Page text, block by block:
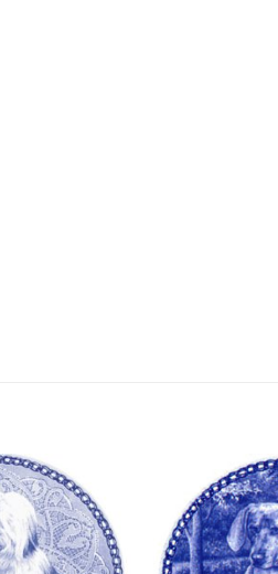
お気
に入
り